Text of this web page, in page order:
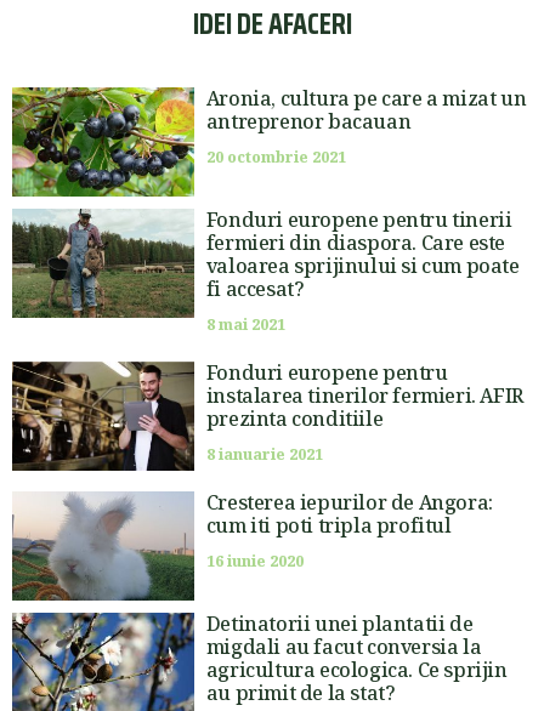
IDEI DE AFACERI
Aronia, cultura pe care a mizat un
antreprenor bacauan
20 octombrie 2021
Fonduri europene pentru tinerii
fermieri din diaspora. Care este
valoarea sprijinului si cum poate
fi accesat?
8 mai 2021
Fonduri europene pentru
instalarea tinerilor fermieri. AFIR
prezinta conditiile
8 ianuarie 2021
Cresterea iepurilor de Angora:
cum iti poti tripla profitul
16 iunie 2020
Detinatorii unei plantatii de
migdali au facut conversia la
agricultura ecologica. Ce sprijin
au primit de la stat?